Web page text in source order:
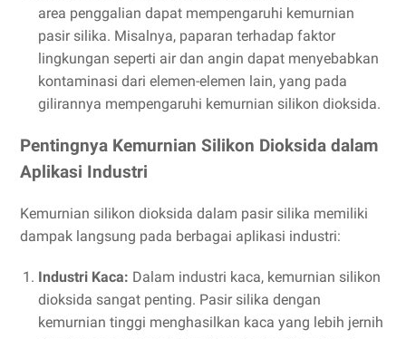
area penggalian dapat mempengaruhi kemurnian
pasir silika. Misalnya, paparan terhadap faktor
lingkungan seperti air dan angin dapat menyebabkan
kontaminasi dari elemen-elemen lain, yang pada
gilirannya mempengaruhi kemurnian silikon dioksida.
Pentingnya Kemurnian Silikon Dioksida dalam
Aplikasi Industri
Kemurnian silikon dioksida dalam pasir silika memiliki
dampak langsung pada berbagai aplikasi industri:
Industri Kaca: Dalam industri kaca, kemurnian silikon
dioksida sangat penting. Pasir silika dengan
kemurnian tinggi menghasilkan kaca yang lebih jernih